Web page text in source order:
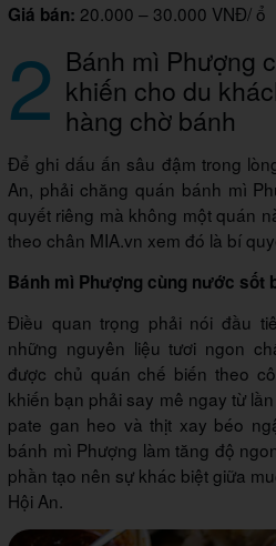
Giá bán: 20.000 – 30.000 VNĐ/ ổ
2 Bánh mì Phượng
khiến cho du
hàng chờ bánh
Để ghi dấu ấn sâu đậm trong
An, phải chăng quán bánh mì
quyết riêng mà không một quán
theo chân MIA.vn xem đó là bí
Bánh mì Phượng cùng nước sốt
Điều quan trọng phải nói đầu
những nguyên liệu tươi ngon
được chủ quán chế biến theo
khiến bạn phải say mê ngay từ
pate gan heo và thịt xay béo
bánh mì Phượng làm tăng độ
phần tạo nên sự khác biệt giữa
Hội An.